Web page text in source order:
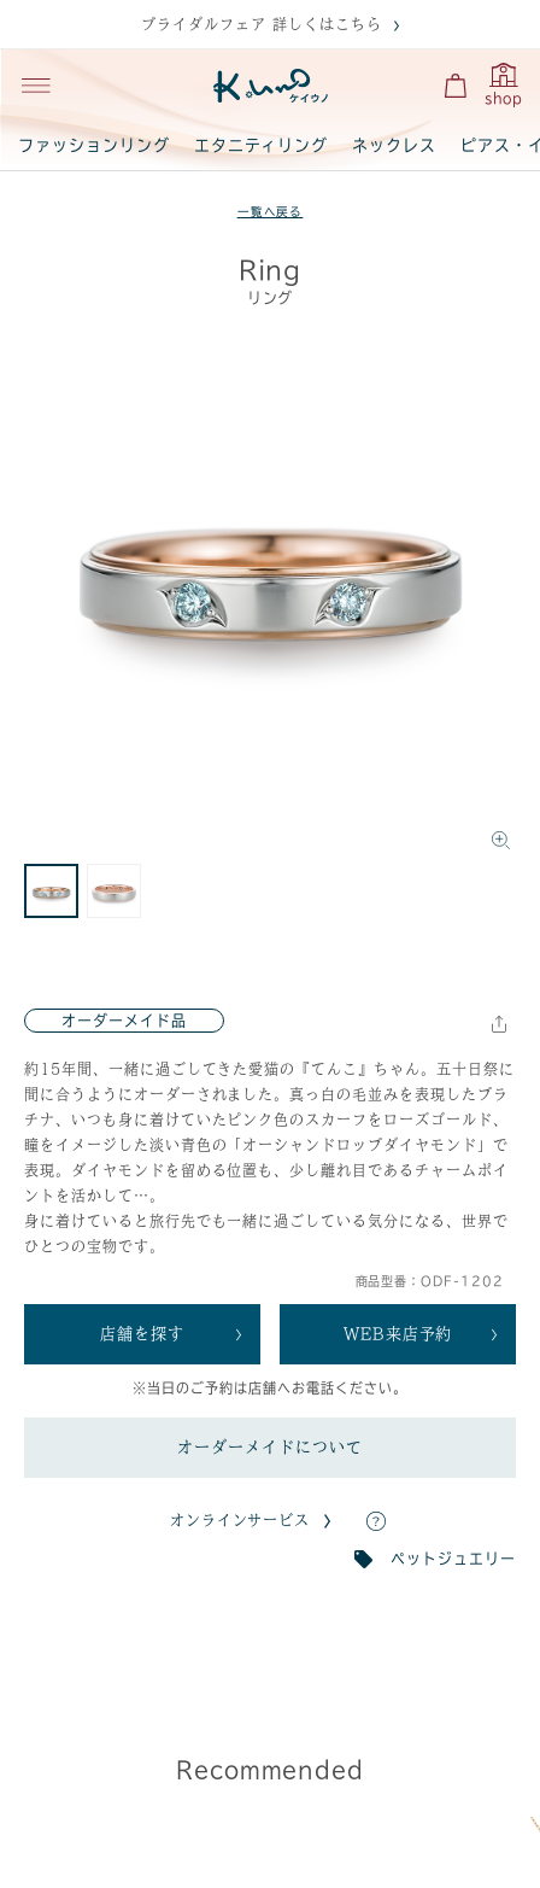
ブライダルフェア 詳しくはこちら
shop
ファッションリング エタニティリング ネックレス ピアス・
一覧へ戻る
Ring
リング
オーダーメイド品
約15年間、一緒に過ごしてきた愛猫の『てんこ』ちゃん。五十日祭に
間に合うようにオーダーされました。真っ白の毛並みを表現したプラ
チナ、いつも身に着けていたピンク色のスカーフをローズゴールド、
瞳をイメージした淡い青色の「オーシャンドロップダイヤモンド」で
表現。ダイヤモンドを留める位置も、少し離れ目であるチャームポイ
ントを活かして…。
身に着けていると旅行先でも一緒に過ごしている気分になる、世界で
ひとつの宝物です。
商品型番：ODF-1202
店舗を探す WEB来店予約
※当日のご予約は店舗へお電話ください。
オーダーメイドについて
オンラインサービス
ペットジュエリー
Recommended